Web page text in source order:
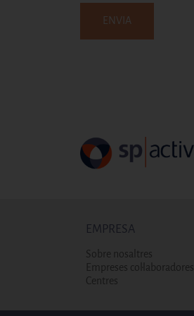
EMPRESA
Sobre nosaltres
Empreses col·laboradores
Centres